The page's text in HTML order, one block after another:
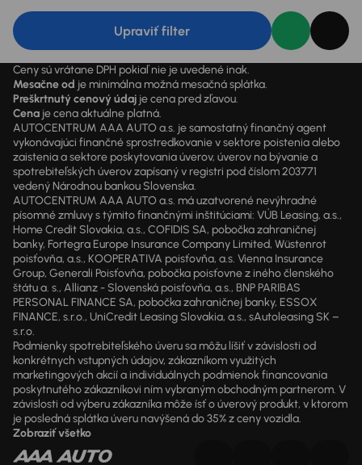
Upraviť filter
Ceny sú vrátane DPH pokiaľ nie je uvedené inak.
Mesačne od je minimálna možná mesačná splátka.
Preškrtnutý cenový údaj je cena pred zľavou.
Cena je cena aktuálne platná.
AUTOCENTRUM AAA AUTO a.s. je samostatný finančný agent
vykonávajúci finančné sprostredkovanie v sektore poistenia alebo
zaistenia a sektore poskytovania úverov, úverov na bývanie a
spotrebiteľských úverov zapísaný v registri pod číslom 203771
vedený Národnou bankou Slovenska.
AUTOCENTRUM AAA AUTO a.s. má uzatvorené nevýhradné
písomné zmluvy s týmito finančnými inštitúciami: VÚB Leasing, a.s.,
Home Credit Slovakia, a.s., COFIDIS SA, pobočka zahraničnej
banky, Fortegra Europe Insurance Company Limited, Wüstenrot
poisťovňa, a.s., KOOPERATIVA poisťovňa, a.s. Vienna Insurance
Group, Generali Poisťovňa, pobočka poisťovne z iného členského
štátu a. s., Allianz - Slovenská poisťovňa, a.s., BNP PARIBAS
PERSONAL FINANCE SA, pobočka zahraničnej banky, ESSOX
FINANCE, s.r.o., UniCredit Leasing Slovakia, a.s., sAutoleasing SK –
s.r.o.
Podmienky spotrebiteľského úveru sa môžu líšiť v závislosti od
konkrétnych vstupných údajov, zákazníkom využitých
marketingových akcií a individuálnych podmienok financovania
poskytnutého zákazníkovi ním vybraným obchodným partnerom. V
závislosti od výberu zákazníka môže ísť o úverový produkt, v ktorom
je posledná splátka úveru navýšená do 35% z ceny vozidla.
Zobraziť všetko